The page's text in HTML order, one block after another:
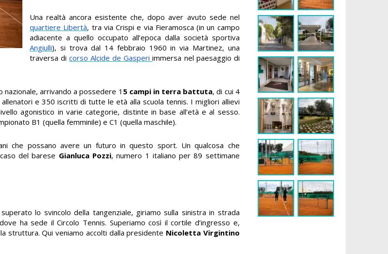
Una realtà ancora esistente che, dopo aver avuto sede nel
quartiere Libertà, tra via Crispi e via Fieramosca (in un campo
adiacente a quello occupato all’epoca dalla società sportiva
Angiulli), si trova dal 14 febbraio 1960 in via Martinez, una
traversa dicorso Alcide de Gasperiimmersa nel paesaggio di
arrivando a possedere 1 5 campi in terra battuta, di cui 4
e 350 iscritti di tutte le età alla scuola tennis. I migliori allievi
agonistico in varie categorie, distinte in base all’età e al sesso.
B1 (quella femminile) e C1 (quella maschile).
che possano avere un futuro in questo sport. Un qualcosa che
del barese Gianluca Pozzi, numero 1 italiano per 89 settimane
lo svincolo della tangenziale, giriamo sulla sinistra in strada
ha sede il Circolo Tennis. Superiamo così il cortile d’ingresso e,
struttura. Qui veniamo accolti dalla presidente Nicoletta Virgintino